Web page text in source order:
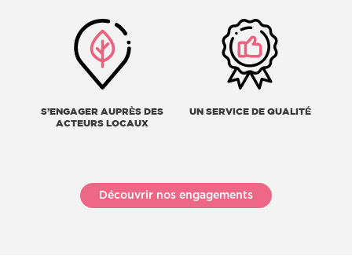
S’ENGAGER AUPRÈS DES
ACTEURS LOCAUX
UN SERVICE DE QUALITÉ
Découvrir nos engagements